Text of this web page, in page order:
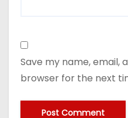
Save my name, email,
browser for the next